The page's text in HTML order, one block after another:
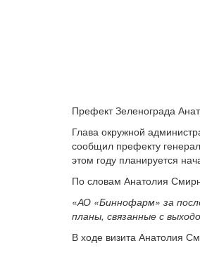
Префект Зеленограда
Глава окружной
сообщил префекту
этом году планируется
По словам Анатолия
«АО «Биннофарм» за
планы, связанные с
В ходе визита Анатолия